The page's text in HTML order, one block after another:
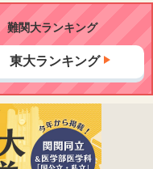
難関大ランキング
東大ランキング